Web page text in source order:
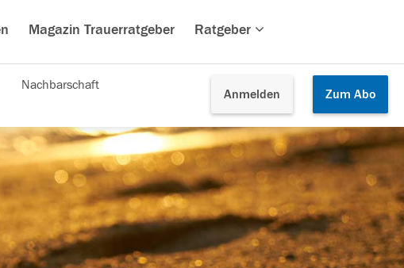
Magazin Trauerratgeber Ratgeber
Anmelden Zum Abo
Nachbarschaft